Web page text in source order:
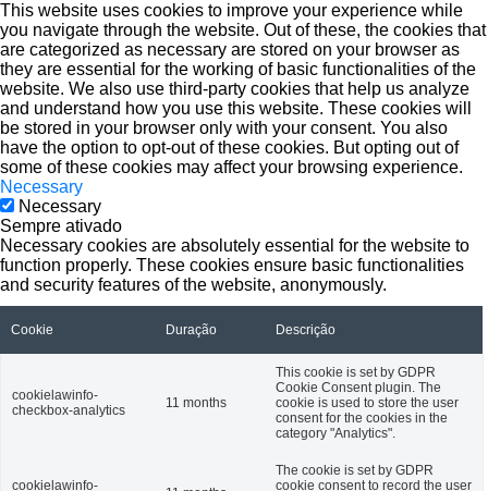
This website uses cookies to improve your experience while
you navigate through the website. Out of these, the cookies that
are categorized as necessary are stored on your browser as
they are essential for the working of basic functionalities of the
website. We also use third-party cookies that help us analyze
and understand how you use this website. These cookies will
be stored in your browser only with your consent. You also
have the option to opt-out of these cookies. But opting out of
some of these cookies may affect your browsing experience.
Necessary
Necessary
Sempre ativado
Necessary cookies are absolutely essential for the website to
function properly. These cookies ensure basic functionalities
and security features of the website, anonymously.
Cookie Duração Descrição
cookielawinfo-
checkbox-analytics
11 months
This cookie is set by GDPR
Cookie Consent plugin. The
cookie is used to store the user
consent for the cookies in the
category "Analytics".
cookielawinfo-
The cookie is set by GDPR
cookie consent to record the user